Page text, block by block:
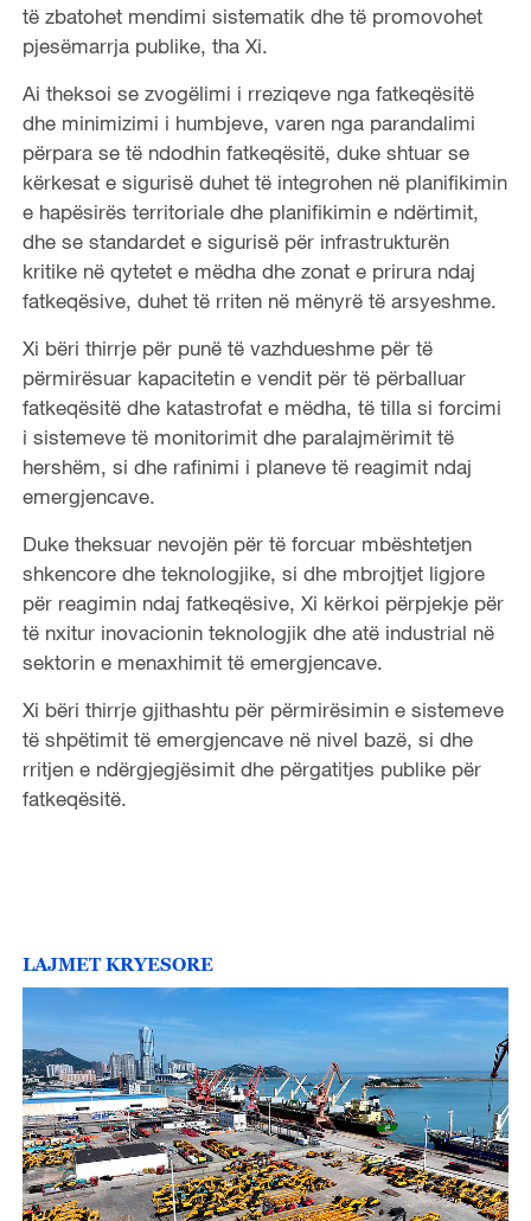
të zbatohet mendimi sistematik dhe të promovohet
pjesëmarrja publike, tha Xi.
Ai theksoi se zvogëlimi i rreziqeve nga fatkeqësitë
dhe minimizimi i humbjeve, varen nga parandalimi
përpara se të ndodhin fatkeqësitë, duke shtuar se
kërkesat e sigurisë duhet të integrohen në planifikimin
e hapësirës territoriale dhe planifikimin e ndërtimit,
dhe se standardet e sigurisë për infrastrukturën
kritike në qytetet e mëdha dhe zonat e prirura ndaj
fatkeqësive, duhet të rriten në mënyrë të arsyeshme.
Xi bëri thirrje për punë të vazhdueshme për të
përmirësuar kapacitetin e vendit për të përballuar
fatkeqësitë dhe katastrofat e mëdha, të tilla si forcimi
i sistemeve të monitorimit dhe paralajmërimit të
hershëm, si dhe rafinimi i planeve të reagimit ndaj
emergjencave.
Duke theksuar nevojën për të forcuar mbështetjen
shkencore dhe teknologjike, si dhe mbrojtjet ligjore
për reagimin ndaj fatkeqësive, Xi kërkoi përpjekje për
të nxitur inovacionin teknologjik dhe atë industrial në
sektorin e menaxhimit të emergjencave.
Xi bëri thirrje gjithashtu për përmirësimin e sistemeve
të shpëtimit të emergjencave në nivel bazë, si dhe
rritjen e ndërgjegjësimit dhe përgatitjes publike për
fatkeqësitë.
LAJMET KRYESORE